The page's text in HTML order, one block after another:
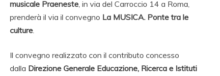
musicale Praeneste, in via del Carroccio 14 a Roma,
prenderà il via il convegno La MUSICA. Ponte tra le
culture.
Il convegno realizzato con il contributo concesso
dalla Direzione Generale Educazione, Ricerca e Istituti